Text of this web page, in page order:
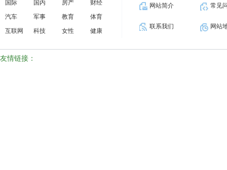
国际 国内 房产
财经
汽车
军事 教育
体育
互联网
科技 女性 健康
网站简介 常见
联系我们 网站
友情链接：